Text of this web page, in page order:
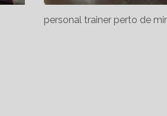
personal trainer perto de